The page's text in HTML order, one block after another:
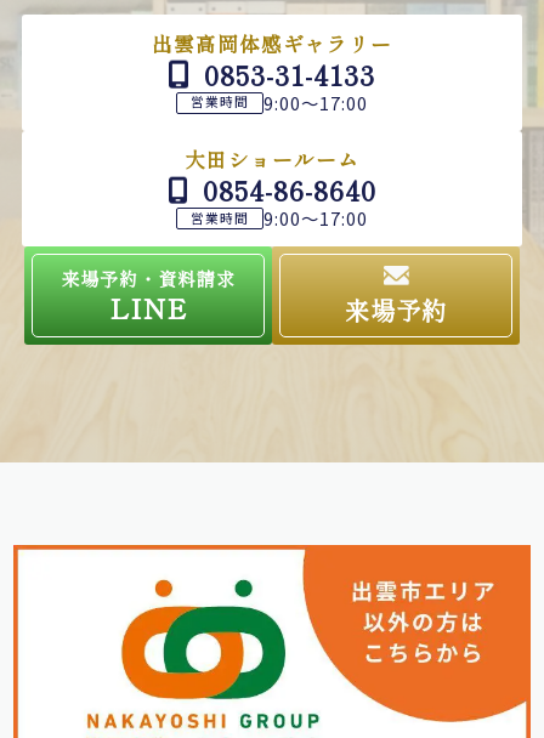
出雲高岡体感ギャラリー
0853-31-4133
営業時間 9:00～17:00
大田ショールーム
0854-86-8640
営業時間 9:00～17:00
来場予約・資料請求
LINE 来場予約